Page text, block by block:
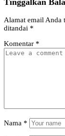
Tinggalkan
Alamat email Anda
ditandai *
Komentar *
Nama *